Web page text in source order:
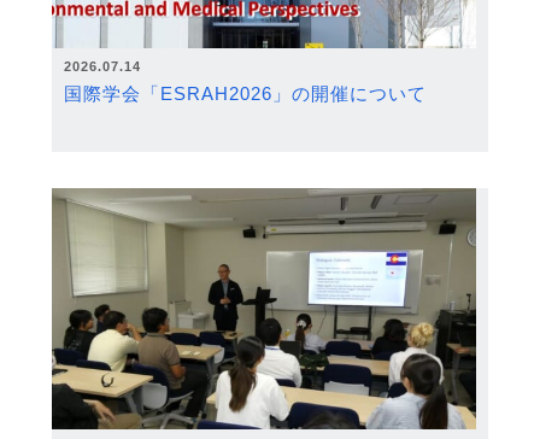
2026.07.14
国際学会「ESRAH2026」の開催について